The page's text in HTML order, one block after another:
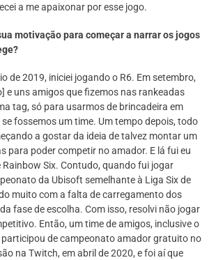
a me apaixonar por esse jogo.
motivação para começar a narrar os jogos
de 2019, iniciei jogando o R6. Em setembro,
e uns amigos que fizemos nas rankeadas
tag, só para usarmos de brincadeira em
fossemos um time. Um tempo depois, todo
a gostar da ideia de talvez montar um
para poder competir no amador. E lá fui eu
Six. Contudo, quando fui jogar
da Ubisoft semelhante à Liga Six de
muito com a falta de carregamento dos
fase de escolha. Com isso, resolvi não jogar
Então, um time de amigos, inclusive o
de campeonato amador gratuito no
na Twitch, em abril de 2020, e foi aí que